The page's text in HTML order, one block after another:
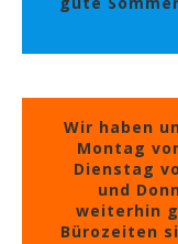
Wir haben
Montag
Dienstag
und
weiterhin
Bürozeiten